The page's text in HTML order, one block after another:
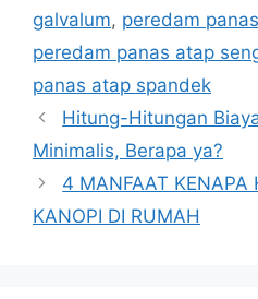
galvalum, peredam
peredam panas atap
panas atap spandek
Hitung-Hitungan
Minimalis, Berapa ya?
4 MANFAAT KENAPA
KANOPI DI RUMAH